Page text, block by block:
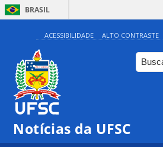
BRASIL
ACESSIBILIDADE ALTO CONTRASTE
Notícias da UFSC